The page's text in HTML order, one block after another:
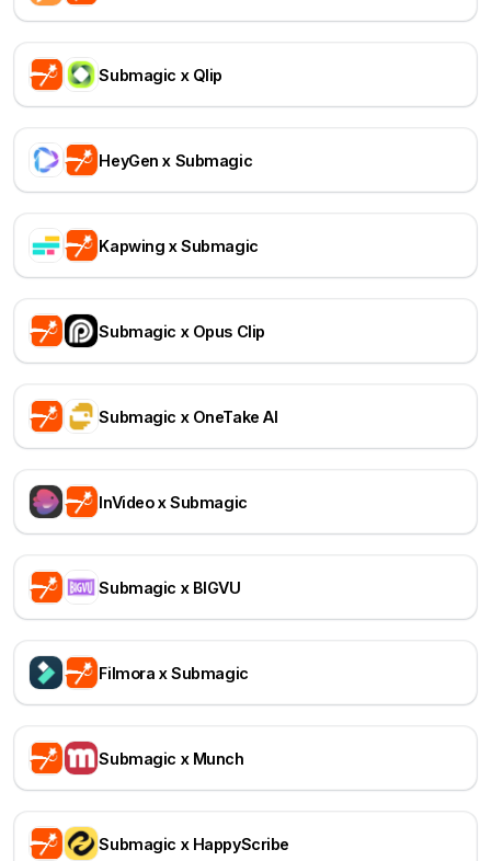
Submagic x Qlip
HeyGen x Submagic
Kapwing x Submagic
Submagic x Opus Clip
Submagic x OneTake AI
InVideo x Submagic
Submagic x BIGVU
Filmora x Submagic
Submagic x Munch
Submagic x HappyScribe